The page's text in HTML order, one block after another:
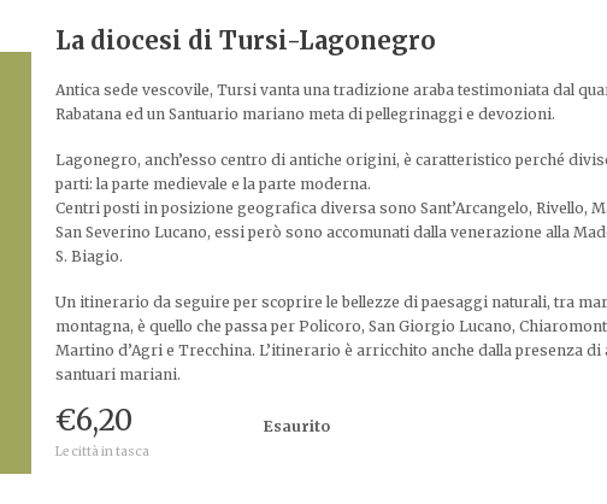
La diocesi di Tursi-Lagonegro
Antica sede vescovile, Tursi vanta una tradizione araba testimoniata dal
Rabatana ed un Santuario mariano meta di pellegrinaggi e devozioni.
Lagonegro, anch’esso centro di antiche origini, è caratteristico perché
parti: la parte medievale e la parte moderna.
Centri posti in posizione geografica diversa sono Sant’Arcangelo, Rivello,
San Severino Lucano, essi però sono accomunati dalla venerazione alla
S. Biagio.
Un itinerario da seguire per scoprire le bellezze di paesaggi naturali, tra
montagna, è quello che passa per Policoro, San Giorgio Lucano,
Martino d’Agri e Trecchina. L’itinerario è arricchito anche dalla presenza di
santuari mariani.
€6,20
Le città in tasca
Esaurito